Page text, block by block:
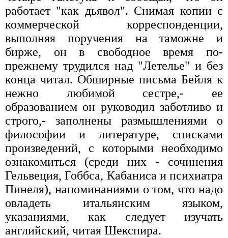
работает "как дьявол". Снимая копии с
коммерческой корреспонденции,
выполняя поручения на таможне и
бирже, он в свободное время по-
прежнему трудился над "Летелье" и без
конца читал. Обширные письма Бейля к
нежно любимой сестре,- ее
образованием он руководил заботливо и
строго,- заполнены размышлениями о
философии и литературе, списками
произведений, с которыми необходимо
ознакомиться (среди них - сочинения
Гельвеция, Гоббса, Кабаниса и психиатра
Пинеля), напоминаниями о том, что надо
овладеть итальянским языком,
указаниями, как следует изучать
английский, читая Шекспира.